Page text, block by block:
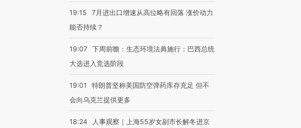
19:15
7月进出口增速从高位略有回落 涨价动力
能否持续？
19:07 下周前瞻：生态环境法典施行；巴西总统
大选进入竞选阶段
19:01
特朗普坚称美国防空弹药库存充足 但不
会向乌克兰提供更多
18:24
人事观察｜上海55岁女副市长解冬进京